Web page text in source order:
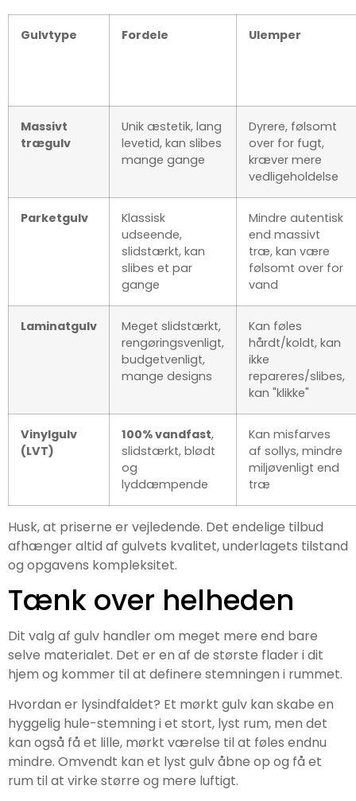
Gulvtype Fordele Ulemper
Massivt
trægulv
Unik æstetik, lang
levetid, kan slibes
mange gange
Dyrere, følsomt
over for fugt,
kræver mere
vedligeholdelse
Parketgulv
Klassisk
udseende,
slidstærkt, kan
slibes et par
gange
Mindre autentisk
end massivt
træ, kan være
følsomt over for
vand
Laminatgulv
Meget slidstærkt,
rengøringsvenligt,
budgetvenligt,
mange designs
Kan føles
hårdt/koldt, kan
ikke
repareres/slibes,
kan "klikke"
Vinylgulv
(LVT)
100% vandfast,
slidstærkt, blødt
og
lyddæmpende
Kan misfarves
af sollys, mindre
miljøvenligt end
træ
Husk, at priserne er vejledende. Det endelige tilbud
afhænger altid af gulvets kvalitet, underlagets tilstand
og opgavens kompleksitet.
Tænk over helheden
Dit valg af gulv handler om meget mere end bare
selve materialet. Det er en af de største flader i dit
hjem og kommer til at definere stemningen i rummet.
Hvordan er lysindfaldet? Et mørkt gulv kan skabe en
hyggelig hule-stemning i et stort, lyst rum, men det
kan også få et lille, mørkt værelse til at føles endnu
mindre. Omvendt kan et lyst gulv åbne op og få et
rum til at virke større og mere luftigt.